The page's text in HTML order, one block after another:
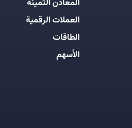
المعادن الثمينة
العملات الرقمية
الطاقات
الأسهم